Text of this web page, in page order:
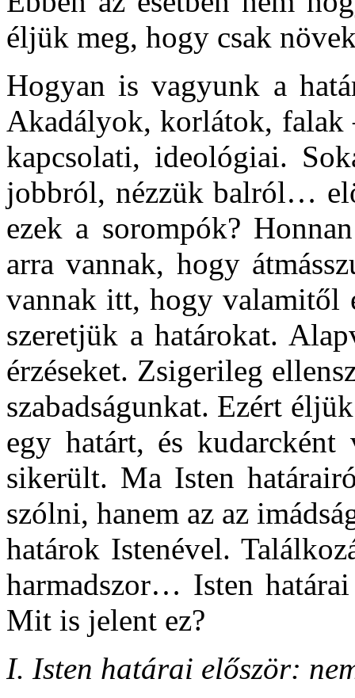
éljük meg, hogy csak
Hogyan is vagyunk a
Akadályok, korlátok, falak
kapcsolati, ideológiai.
jobbról, nézzük balról…
ezek a sorompók?
arra vannak, hogy
vannak itt, hogy valamitől
szeretjük a határokat.
érzéseket. Zsigerileg
szabadságunkat. Ezért
egy határt, és
sikerült. Ma Isten
szólni, hanem az az
határok Istenével.
harmadszor… Isten határai
Mit is jelent ez?
I. Isten határai először: